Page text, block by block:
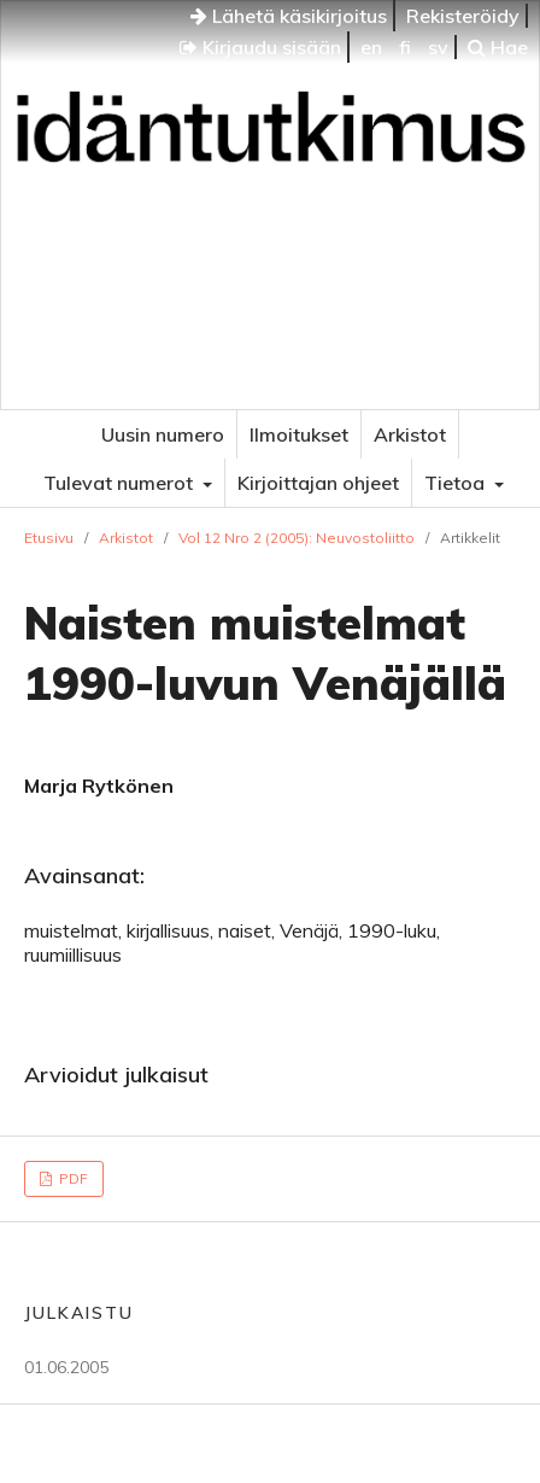
Lähetä käsikirjoitus
Rekisteröidy
Kirjaudu sisään
en fi sv Hae
Uusin numero Ilmoitukset
Arkistot
Tulevat numerot
Kirjoittajan ohjeet Tietoa
Etusivu / Arkistot / Vol 12 Nro 2 (2005): Neuvostoliitto / Artikkelit
Naisten muistelmat
1990-luvun Venäjällä
Marja Rytkönen
Avainsanat:
muistelmat, kirjallisuus, naiset, Venäjä, 1990-luku,
ruumiillisuus
Arvioidut julkaisut
PDF
JULKAISTU
01.06.2005